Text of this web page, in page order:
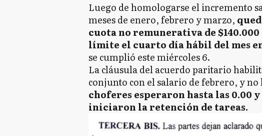
Luego de homologarse el incremento
meses de enero, febrero y marzo,
cuota no remunerativa de
límite el cuarto día hábil del mes
se cumplió este miércoles 6.
La cláusula del acuerdo paritario
conjunto con el salario de febrero, y no
choferes esperaron hasta las 0.00
iniciaron la retención de tareas.